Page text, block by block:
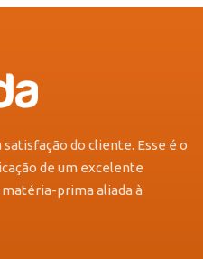
do cliente. Esse é o
de um excelente
prima aliada à